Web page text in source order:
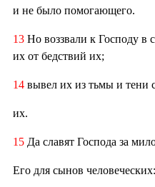
и не было помогающего.
13 Но воззвали к Господу в
их от бедствий их;
14 вывел их из тьмы и тени
их.
15 Да славят Господа за
Его для сынов человеческих: